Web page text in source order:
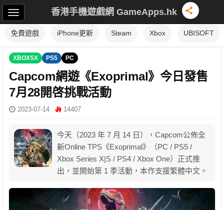
香港手機遊戲網 GameApps.hk
免費遊戲 iPhone更新 Steam Xbox UBISOFT
XBOXSX PS5 PC
Capcom網遊《Exoprimal》今日發售
7月28開啓挑戰活動
2023-07-14 14407
今天（2023 年 7 月 14 日），Capcom公佈全
新Online TPS《Exoprimal》（PC / PS5 /
Xbox Series X|S / PS4 / Xbox One）正式推
出，並開始第 1 季活動，本作支援繁體中文。